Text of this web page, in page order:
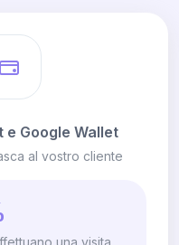
e Google Wallet
al vostro cliente
una visita